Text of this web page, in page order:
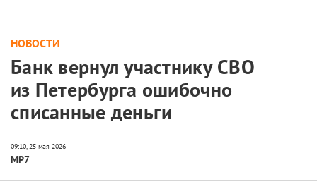
НОВОСТИ
Банк вернул участнику СВО
из Петербурга ошибочно
списанные деньги
МР7